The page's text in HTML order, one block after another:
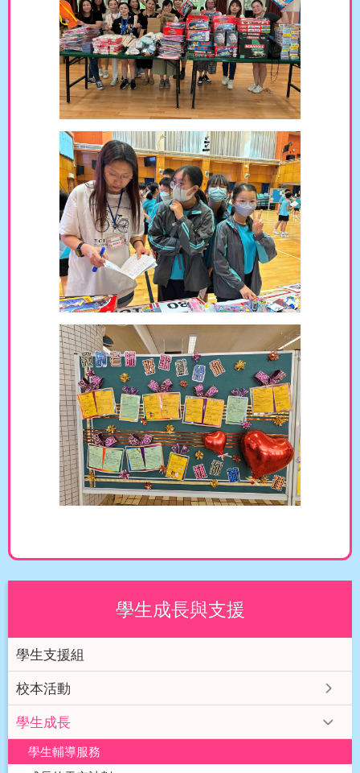
學生成長與支援
學生支援組
校本活動
學生成長
學生輔導服務